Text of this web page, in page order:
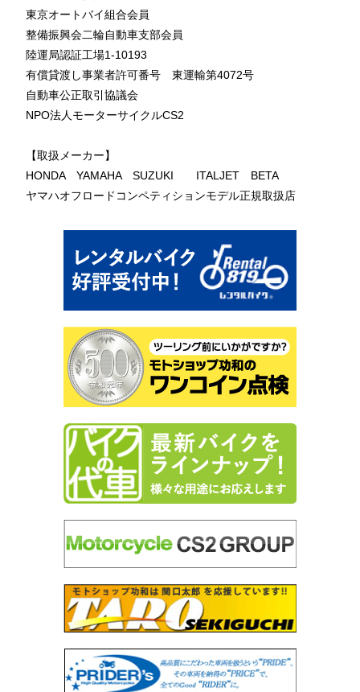
東京オートバイ組合会員
整備振興会二輪自動車支部会員
陸運局認証工場1-10193
有償貸渡し事業者許可番号 東運輸第4072号
自動車公正取引協議会
NPO法人モーターサイクルCS2
【取扱メーカー】
HONDA YAMAHA SUZUKI ITALJET BETA
ヤマハオフロードコンペティションモデル正規取扱店